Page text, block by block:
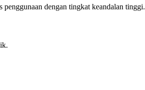
dengan tingkat keandalan tinggi.